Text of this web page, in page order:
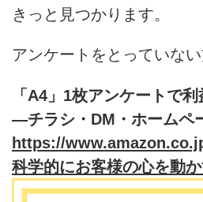
きっと見つかります。
アンケートをとっていな
「A4」1枚アンケートで
―チラシ・DM・ホームペ
https://
科学的にお客様の心を動